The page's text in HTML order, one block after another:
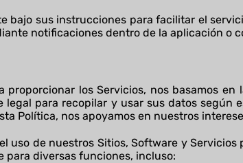
bajo sus instrucciones para facilitar el
notificaciones dentro de la aplicación o
proporcionar los Servicios, nos basamos
para recopilar y usar sus datos según
Política, nos apoyamos en nuestros
uso de nuestros Sitios, Software y
para diversas funciones, incluso: